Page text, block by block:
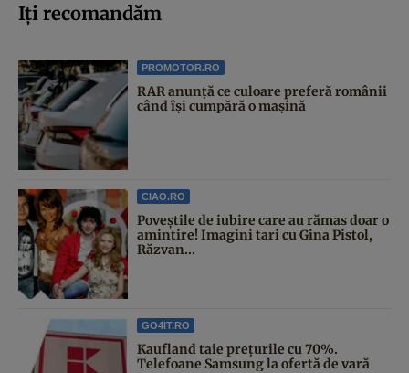
Iți recomandăm
PROMOTOR.RO
RAR anunță ce culoare preferă românii
când își cumpără o mașină
CIAO.RO
Poveştile de iubire care au rămas doar o
amintire! Imagini tari cu Gina Pistol,
Răzvan...
GO4IT.RO
Kaufland taie prețurile cu 70%.
Telefoane Samsung la ofertă de vară